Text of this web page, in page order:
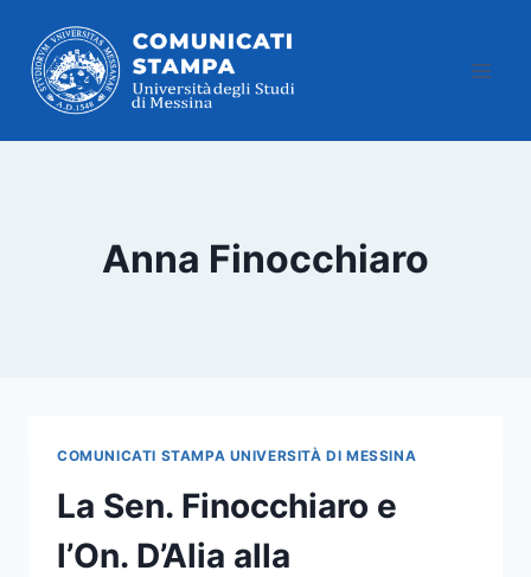
contenuto
Anna Finocchiaro
COMUNICATI STAMPA UNIVERSITÀ DI MESSINA
La Sen. Finocchiaro e
l’On. D’Alia alla